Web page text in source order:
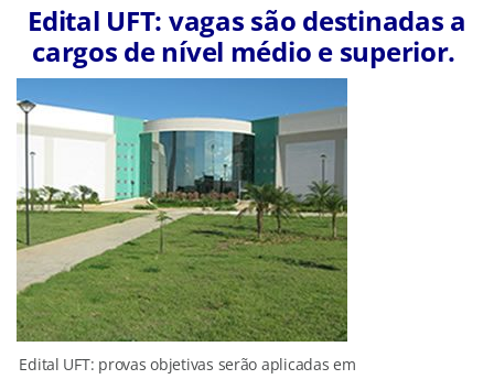
Edital UFT: vagas são destinadas a
cargos de nível médio e superior.
Edital UFT: provas objetivas serão aplicadas em